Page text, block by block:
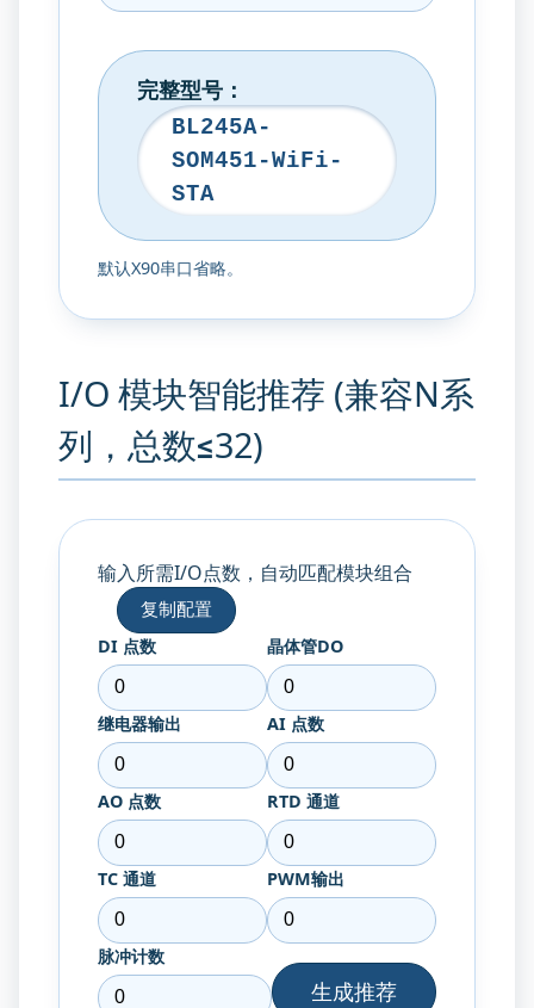
完整型号：
BL245A-
SOM451-WiFi-
STA
默认X90串口省略。
I/O 模块智能推荐 (兼容N系
列，总数≤32)
输入所需I/O点数，自动匹配模块组合
复制配置
DI 点数 晶体管DO
继电器输出 AI 点数
AO 点数 RTD 通道
TC 通道 PWM输出
脉冲计数
生成推荐